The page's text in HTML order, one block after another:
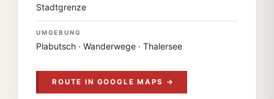
Stadtgrenze
UMGEBUNG
Plabutsch · Wanderwege · Thalersee
ROUTE IN GOOGLE MAPS →